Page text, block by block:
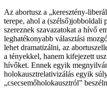
Az abortusz a „keresztény-
terepe, ahol a (szélső)jobboldali
szereznek szavazatokat a hívő
leghatékonyabb választási
lehet dramatizálni, az
a tényekkel, hanem kifejezett
hívőket. Ennek egyik
holokausztrelativizálás egyik
„csecsemőholokausztról”